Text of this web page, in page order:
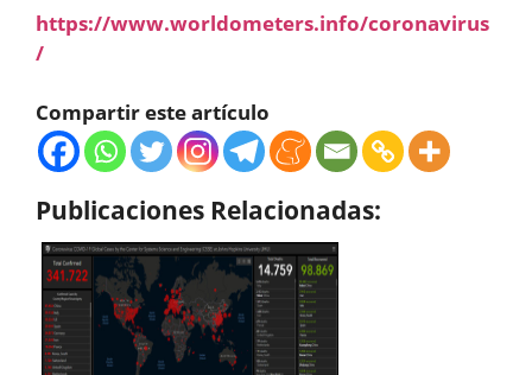
https://www.worldometers.info/coronavirus
/
Compartir este artículo
Publicaciones Relacionadas: